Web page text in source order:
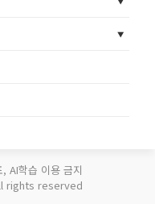
AI학습 이용 금지
rights reserved